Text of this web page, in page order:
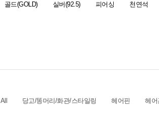
골드(GOLD) 실버(92.5) 피어싱 천연석
All 당고/똥머리/화관/스타일링 헤어핀 헤어